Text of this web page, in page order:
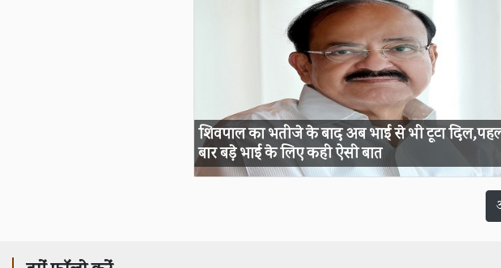
शिवपाल का भतीजे के बाद अब भाई से भी टूटा
बार बड़े भाई के लिए कही ऐसी बात